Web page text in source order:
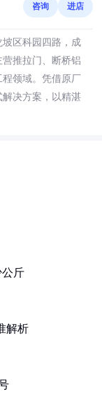
咨询 进店
区科园四路，成
推拉门、断桥铝
领域。凭借原厂
决方案，以精湛
斤
解析